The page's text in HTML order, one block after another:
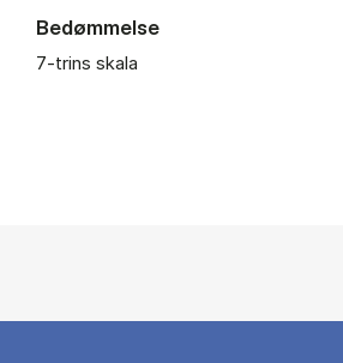
Bedømmelse
7-trins skala